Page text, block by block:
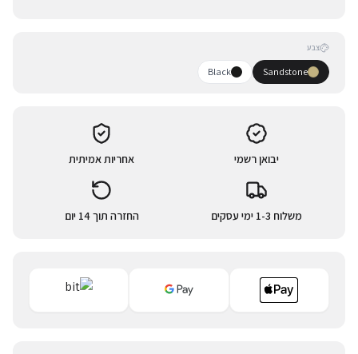
צבע
Sandstone
Black
יבואן רשמי אחריות אמיתית
משלוח 1-3 ימי עסקים החזרה תוך 14 יום